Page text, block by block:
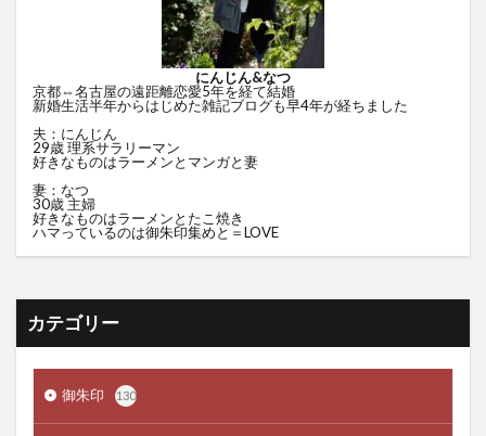
にんじん&なつ
京都⇔名古屋の遠距離恋愛5年を経て結婚
新婚生活半年からはじめた雑記ブログも早4年が経ちました
夫：にんじん
29歳 理系サラリーマン
好きなものはラーメンとマンガと妻
妻：なつ
30歳 主婦
好きなものはラーメンとたこ焼き
ハマっているのは御朱印集めと＝LOVE
カテゴリー
御朱印 130